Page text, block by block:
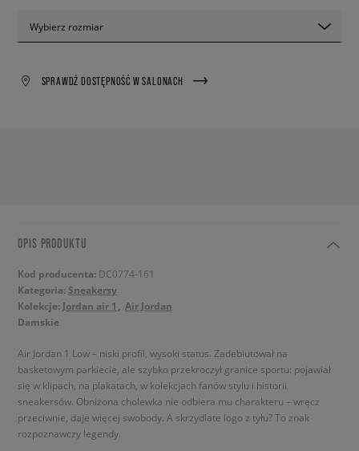
Wybierz rozmiar
SPRAWDŹ DOSTĘPNOŚĆ W SALONACH
OPIS PRODUKTU
Kod producenta: DC0774-161
Kategoria: Sneakersy
Kolekcje:Jordan air 1
Air Jordan
Damskie
Air Jordan 1 Low – niski profil, wysoki status. Zadebiutował na
basketowym parkiecie, ale szybko przekroczył granice sportu: pojawiał
się w klipach, na plakatach, w kolekcjach fanów stylu i historii
sneakersów. Obniżona cholewka nie odbiera mu charakteru – wręcz
przeciwnie, daje więcej swobody. A skrzydlate logo z tyłu? To znak
rozpoznawczy legendy.